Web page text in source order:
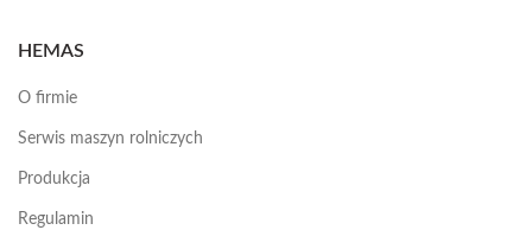
HEMAS
O firmie
Serwis maszyn rolniczych
Produkcja
Regulamin